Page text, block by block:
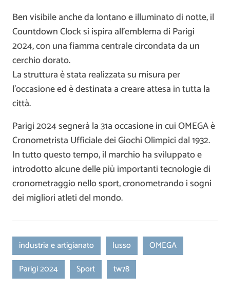
Ben visibile anche da lontano e illuminato di notte, il
Countdown Clock si ispira all’emblema di Parigi
2024, con una fiamma centrale circondata da un
cerchio dorato.
La struttura è stata realizzata su misura per
l’occasione ed è destinata a creare attesa in tutta la
città.
Parigi 2024 segnerà la 31a occasione in cui OMEGA è
Cronometrista Ufficiale dei Giochi Olimpici dal 1932.
In tutto questo tempo, il marchio ha sviluppato e
introdotto alcune delle più importanti tecnologie di
cronometraggio nello sport, cronometrando i sogni
dei migliori atleti del mondo.
industria e artigianato lusso
OMEGA
Parigi 2024
Sport tw78